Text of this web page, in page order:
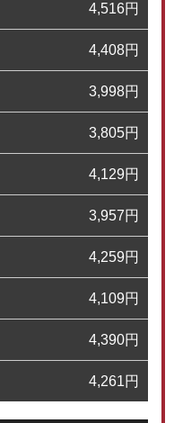
4,516円
4,408円
3,998円
3,805円
4,129円
3,957円
4,259円
4,109円
4,390円
4,261円